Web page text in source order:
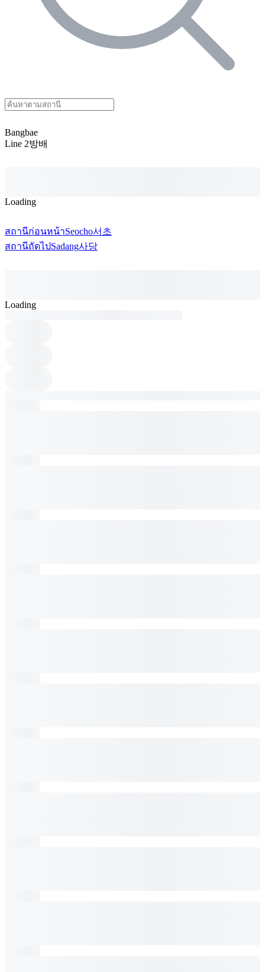
Bangbae
Line 2방배
Loading
สถานีก่อนหน้าSeocho서초
สถานีถัดไปSadang사당
Loading